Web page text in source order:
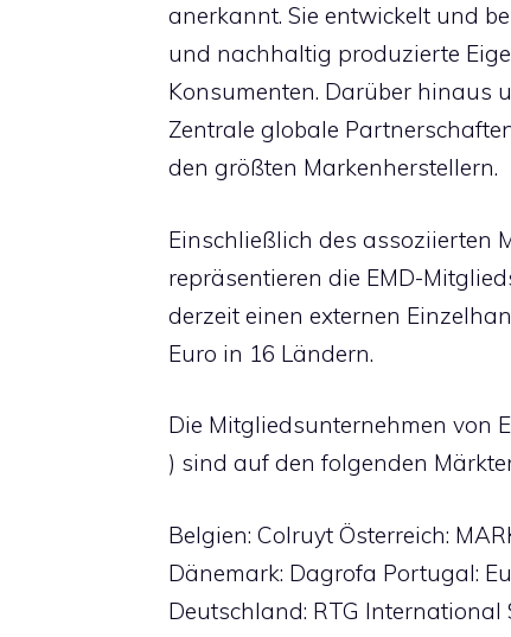
anerkannt. Sie entwickelt und
und nachhaltig produzierte
Konsumenten. Darüber hinaus
Zentrale globale
den größten Markenherstellern.
Einschließlich des assoziierten
repräsentieren die EMD-
derzeit einen externen
Euro in 16 Ländern.
Die Mitgliedsunternehmen von
) sind auf den folgenden
Belgien: Colruyt Österreich:
Dänemark: Dagrofa Portugal:
Deutschland: RTG International